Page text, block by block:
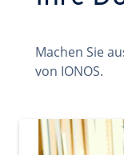
Machen Sie
von IONOS.